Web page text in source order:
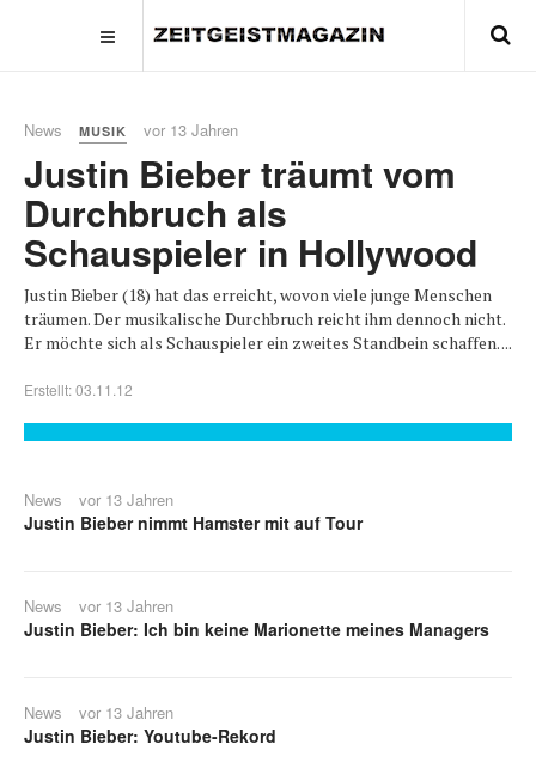
News MUSIK vor 13 Jahren
Justin Bieber träumt vom
Durchbruch als
Schauspieler in Hollywood
Justin Bieber (18) hat das erreicht, wovon viele junge Menschen
träumen. Der musikalische Durchbruch reicht ihm dennoch nicht.
Er möchte sich als Schauspieler ein zweites Standbein schaffen. ...
Erstellt: 03.11.12
News vor 13 Jahren
Justin Bieber nimmt Hamster mit auf Tour
News vor 13 Jahren
Justin Bieber: Ich bin keine Marionette meines Managers
News vor 13 Jahren
Justin Bieber: Youtube-Rekord